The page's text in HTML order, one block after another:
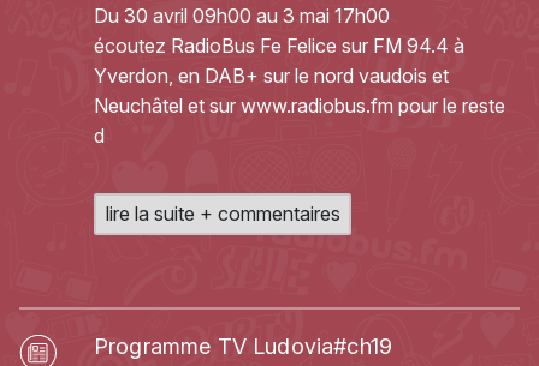
Du 30 avril 09h00 au 3 mai 17h00
écoutez RadioBus Fe Felice sur FM 94.4 à
Yverdon, en DAB+ sur le nord vaudois et
Neuchâtel et sur www.radiobus.fm pour le reste
d
lire la suite + commentaires
Programme TV Ludovia#ch19